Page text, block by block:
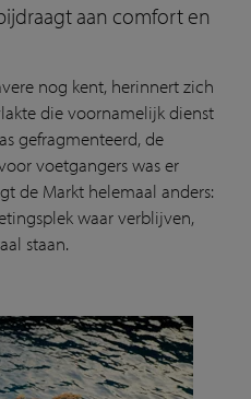
aan comfort en
nog kent, herinnert zich
die voornamelijk dienst
gefragmenteerd, de
voetgangers was er
de Markt helemaal anders:
waar verblijven,
staan.